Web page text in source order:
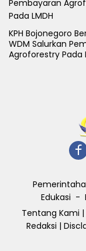
KPH Bojonegoro
WDM Salurkan
Agroforestry Pada
Edukasi
Tentang Kami |
Redaksi |